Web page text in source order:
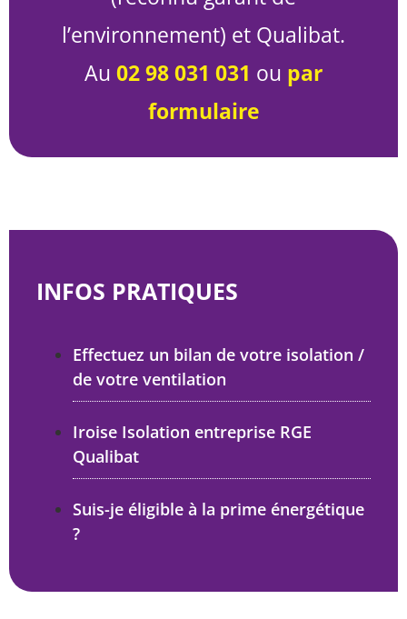
l’environnement) et Qualibat.
Au 02 98 031 031 ou par
formulaire
INFOS PRATIQUES
Effectuez un bilan de votre isolation /
de votre ventilation
Iroise Isolation entreprise RGE
Qualibat
Suis-je éligible à la prime énergétique
?